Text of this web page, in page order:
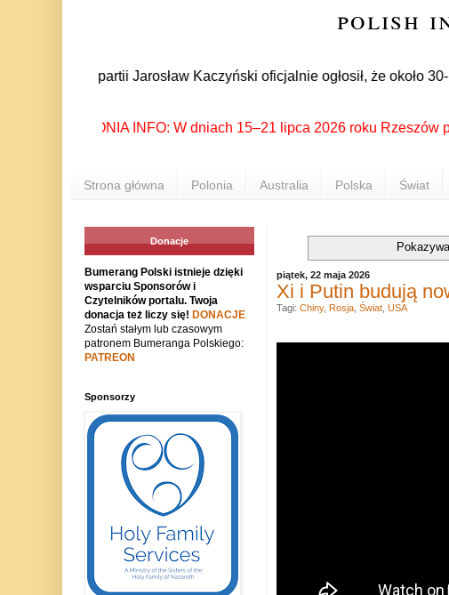
polish
prezes partii Jarosław Kaczyński oficjalnie ogłosił, że około
POLONIA INFO: W dniach 15–21 lipca 2026 roku Rzeszów
Strona główna Polonia Australia Polska Świat
piątek, 22 maja 2026
Xi i Putin budują
Tagi: Chiny, Rosja, Świat, USA
Donacje
Bumerang Polski istnieje dzięki
wsparciu Sponsorów i
Czytelników portalu. Twoja
donacja też liczy się! DONACJE
Zostań stałym lub czasowym
patronem Bumeranga Polskiego:
PATREON
Sponsorzy